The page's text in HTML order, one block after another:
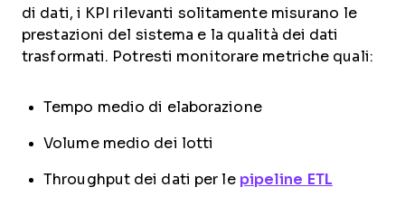
di dati, i KPI rilevanti solitamente misurano le
prestazioni del sistema e la qualità dei dati
trasformati. Potresti monitorare metriche quali:
Tempo medio di elaborazione
Volume medio dei lotti
Throughput dei dati per le pipeline ETL